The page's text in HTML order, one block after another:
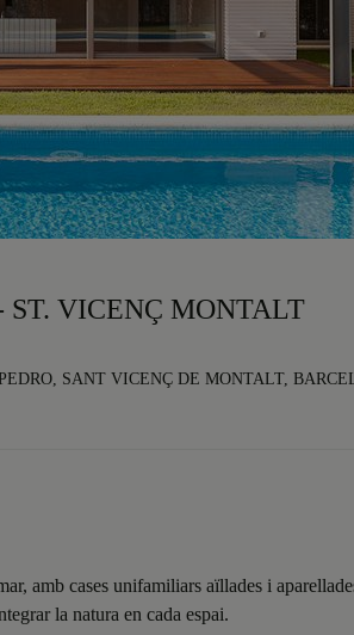
VICENÇ MONTALT
SANT VICENÇ DE MONTALT,
amb cases unifamiliars aïllades i
la natura en cada espai.